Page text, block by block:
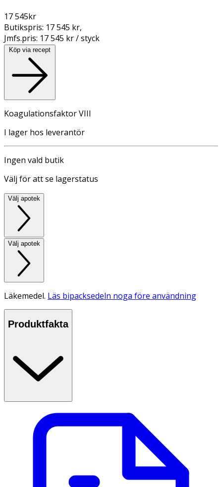
17 545kr
Butikspris: 17 545 kr,
Jmfs.pris: 17 545 kr / styck
Köp via recept
Koagulationsfaktor VIII
I lager hos leverantör
Ingen vald butik
Välj för att se lagerstatus
Välj apotek
Välj apotek
Läkemedel. Läs bipacksedeln noga före användning
Produktfakta